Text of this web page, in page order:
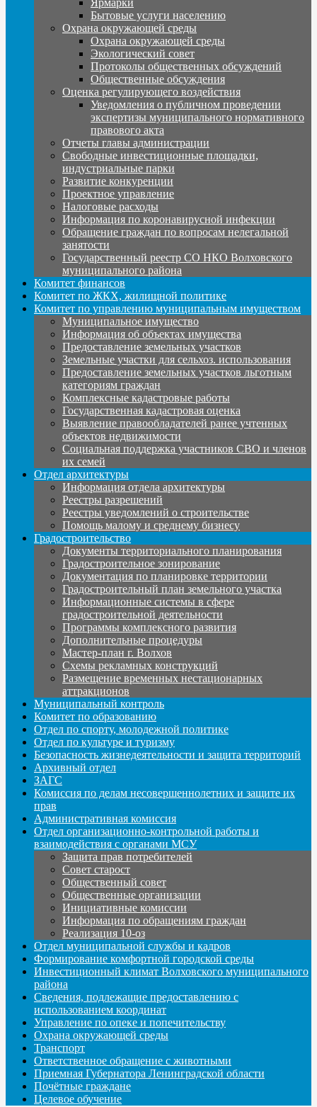
Бытовые услуги населению
Охрана окружающей среды
Охрана окружающей среды
Экологический совет
Протоколы общественных обсуждений
Общественные обсуждения
Оценка регулирующего воздействия
Уведомления о публичном проведении
экспертизы муниципального нормативного
правового акта
Отчеты главы администрации
Свободные инвестиционные площадки,
индустриальные парки
Развитие конкуренции
Проектное управление
Налоговые расходы
Информация по коронавирусной инфекции
Обращение граждан по вопросам нелегальной
занятости
Государственный реестр СО НКО Волховского
муниципального района
Комитет финансов
Комитет по ЖКХ, жилищной политике
Комитет по управлению муниципальным имуществом
Муниципальное имущество
Информация об объектах имущества
Предоставление земельных участков
Земельные участки для сельхоз. использования
Предоставление земельных участков льготным
категориям граждан
Комплексные кадастровые работы
Государственная кадастровая оценка
Выявление правообладателей ранее учтенных
объектов недвижимости
Социальная поддержка участников СВО и членов
их семей
Отдел архитектуры
Информация отдела архитектуры
Реестры разрешений
Реестры уведомлений о строительстве
Помощь малому и среднему бизнесу
Градостроительство
Документы территориального планирования
Градостроительное зонирование
Документация по планировке территории
Градостроительный план земельного участка
Информационные системы в сфере
градостроительной деятельности
Программы комплексного развития
Дополнительные процедуры
Мастер-план г. Волхов
Схемы рекламных конструкций
Размещение временных нестационарных
аттракционов
Муниципальный контроль
Комитет по образованию
Отдел по спорту, молодежной политике
Отдел по культуре и туризму
Безопасность жизнедеятельности и защита территорий
Архивный отдел
ЗАГС
Комиссия по делам несовершеннолетних и защите их
прав
Административная комиссия
Отдел организационно-контрольной работы и
взаимодействия с органами МСУ
Защита прав потребителей
Совет старост
Общественный совет
Общественные организации
Инициативные комиссии
Информация по обращениям граждан
Реализация 10-оз
Отдел муниципальной службы и кадров
Формирование комфортной городской среды
Инвестиционный климат Волховского муниципального
района
Сведения, подлежащие предоставлению с
использованием координат
Управление по опеке и попечительству
Охрана окружающей среды
Транспорт
Ответственное обращение с животными
Приемная Губернатора Ленинградской области
Почётные граждане
Целевое обучение